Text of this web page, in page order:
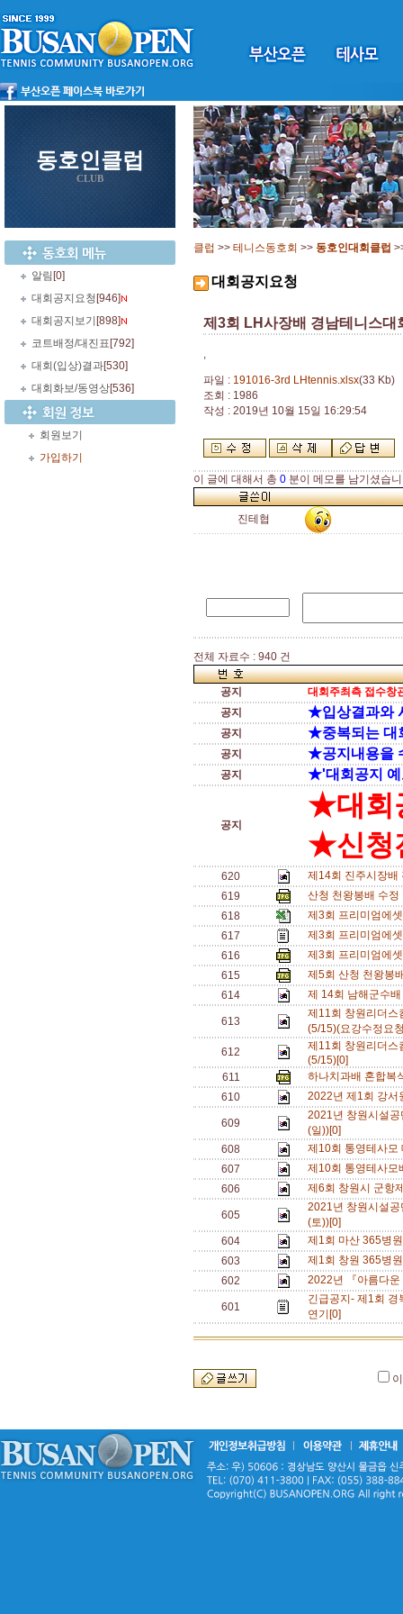
동호인클럽
CLUB
알림 [0]
대회공지요청 [946]
대회공지보기 [898]
코트배정/대진표 [792]
대회(입상)결과[530]
대회화보/동영상[536]
회원보기
가입하기
클럽 >> 테니스동호회 >> 동호인대회클럽
대회공지요청
제3회 LH사장배 경남테니스대
,
파일 : 191016-3rd LHtennis.xlsx(33 Kb)
조회 : 1986
작성 : 2019년 10월 15일 16:29:54
이 글에 대해서 총 0 분이 메모를 남기셨습
진테협
전체 자료수 : 940 건
공지
대회주최측 접수창
공지
★입상결과와
공지 ★중복되는 대
공지 ★공지내용을
공지 ★'대회공지 예
공지
★대회
★신청
620
제14회 진주시장
619
산청 천왕봉배 수
618
제3회 프리미엄에
617
제3회 프리미엄에
616
제3회 프리미엄에
615
제5회 산청 천왕봉
614
제 14회 남해군수
613
제11회 창원리더스
(5/15)(요강수정요
612
제11회 창원리더스
(5/15)[0]
611
하나치과배 혼합복
610
2022년 제1회 강
609
2021년 창원시설
(일))[0]
608
제10회 통영테사
607
제10회 통영테사
606
제6회 창원시 군항
605
2021년 창원시설
(토))[0]
604
제1회 마산 365병
603
제1회 창원 365병
602
2022년 『아름다
601
긴급공지- 제1회 경
연기[0]